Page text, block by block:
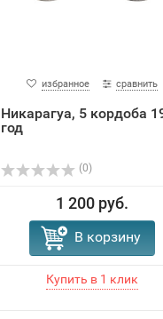
избранное сравнить
Никарагуа, 5 кордоба
год
(0)
1 200 руб.
В корзину